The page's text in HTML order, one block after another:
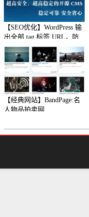
【SEO优化】WordPress 输
出全部 tag 标签 URL，防
止中文转码
【经典网站】BandPage:名
人物品拍卖网